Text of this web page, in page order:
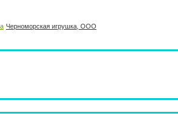
Черноморская игрушка, ООО